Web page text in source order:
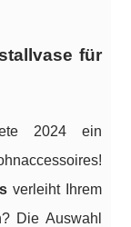
für
2024 ein
verleiht Ihrem
Die Auswahl